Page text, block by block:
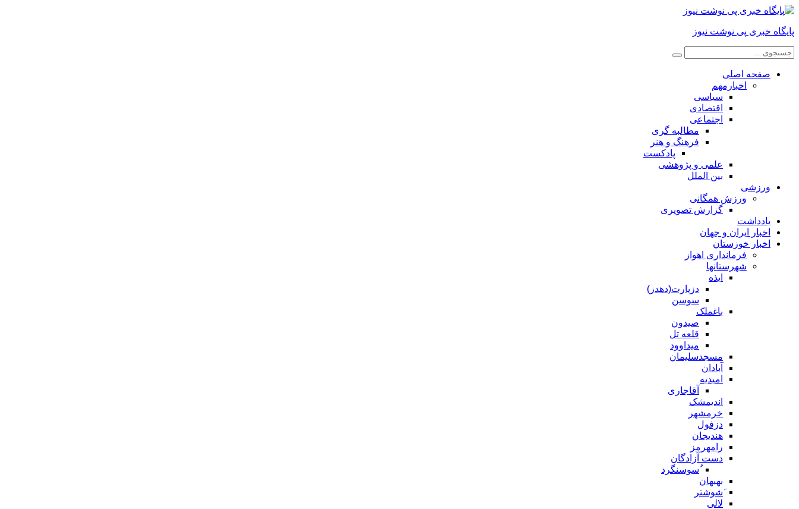
پایگاه خبری پی نوشت نیوز
صفحه اصلی
اخبارمهم
سیاسی
اقتصادی
اجتماعی
مطالبه گری
فرهنگ و هنر
پادکست
علمی و پژوهشی
بین الملل
ورزشی
ورزش همگانی
گزارش تصویری
یادداشت
اخبار ایران و جهان
اخبار خوزستان
فرمانداری اهواز
شهرستانها
ایذه
دزپارت(دهدز)
سوسن
باغملک
صیدون
قلعه تل
میداوود
مسجدسلیمان
آبادان
امیدیه
آقاجاری
اندیمشک
خرمشهر
دزفول
هندیجان
رامهرمز
دست آزادگان
ُسوسنگرد
بهبهان
َشوشتر
لالی